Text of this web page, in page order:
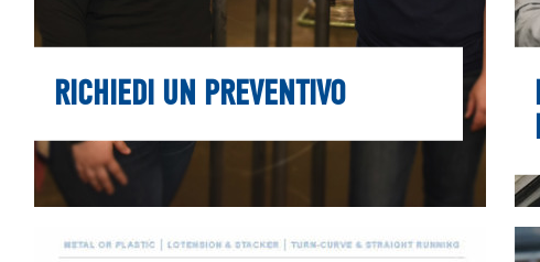
RICHIEDI UN PREVENTIVO